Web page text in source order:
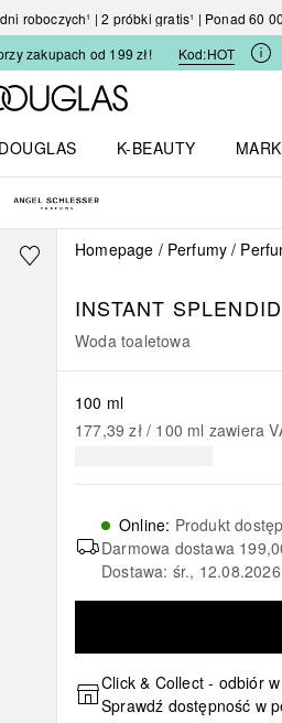
roboczych¹ | 2 próbki gratis¹ | Ponad 60
zakupach od 199 zł!
Kod:HOT
Strona główna
K-BEAUTY
Homepage Perfumy
INSTANT
Woda toaletowa
100 ml
177,39 zł / 100 ml zawiera
Online: Produkt
Darmowa dostawa
Dostawa: śr.,
Click & Collect - odbiór
Sprawdź dostępność w